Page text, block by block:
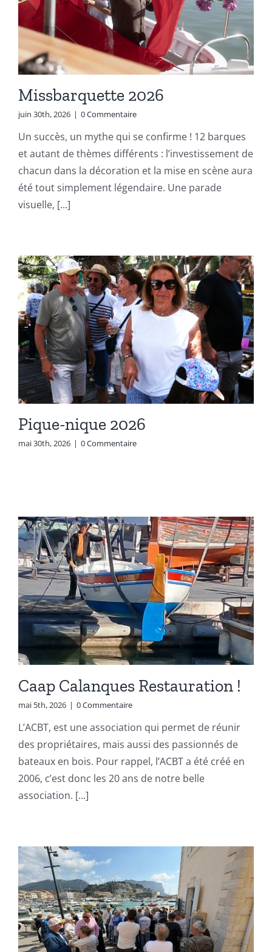
Missbarquette 2026
juin 30th, 2026 | 0 Commentaire
Un succès, un mythe qui se confirme ! 12 barques
et autant de thèmes différents : l’investissement de
chacun dans la décoration et la mise en scène aura
été tout simplement légendaire. Une parade
visuelle, [...]
Pique-nique 2026
mai 30th, 2026 | 0 Commentaire
Caap Calanques Restauration !
mai 5th, 2026 | 0 Commentaire
L’ACBT, est une association qui permet de réunir
des propriétaires, mais aussi des passionnés de
bateaux en bois. Pour rappel, l’ACBT a été créé en
2006, c’est donc les 20 ans de notre belle
association. [...]